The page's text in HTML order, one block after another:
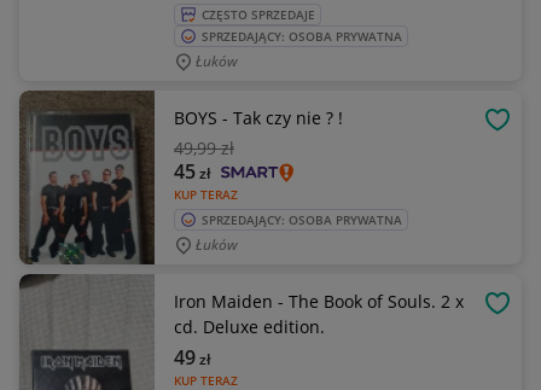
CZĘSTO SPRZEDAJE
SPRZEDAJĄCY: OSOBA PRYWATNA
Łuków
BOYS - Tak czy nie ? !
49,99 zł
KUP TERAZ
45zł
SPRZEDAJĄCY: OSOBA PRYWATNA
Łuków
Iron Maiden - The Book of Souls. 2 x
cd. Deluxe edition.
KUP TERAZ
49zł